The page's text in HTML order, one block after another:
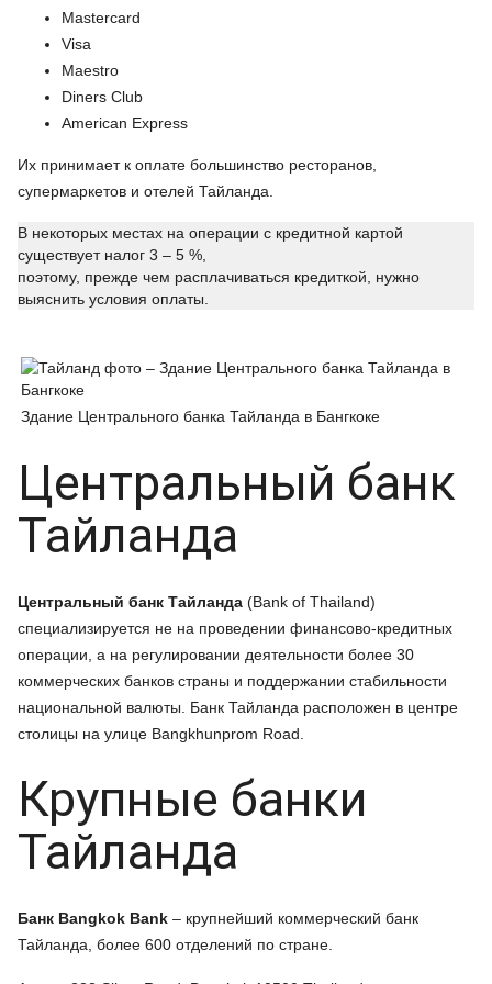
Mastercard
Visa
Maestro
Diners Club
American Express
Их принимает к оплате большинство ресторанов,
супермаркетов и отелей Тайланда.
В некоторых местах на операции с кредитной картой
существует налог 3 – 5 %,
поэтому, прежде чем расплачиваться кредиткой, нужно
выяснить условия оплаты.
Здание Центрального банка Тайланда в Бангкоке
Центральный банк
Тайланда
Центральный банк Тайланда (Bank of Thailand)
специализируется не на проведении финансово-кредитных
операции, а на регулировании деятельности более 30
коммерческих банков страны и поддержании стабильности
национальной валюты. Банк Тайланда расположен в центре
столицы на улице Bangkhunprom Road.
Крупные банки
Тайланда
Банк Bangkok Bank – крупнейший коммерческий банк
Тайланда, более 600 отделений по стране.